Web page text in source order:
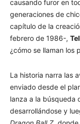
causando furor en
generaciones de
capítulo de la
febrero de 1986-,
¿cómo se llaman los
La historia narra las
enviado desde el
lanza a la búsqueda
desarrollándose y